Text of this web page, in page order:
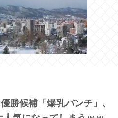
勝候補「爆乳パンチ」、